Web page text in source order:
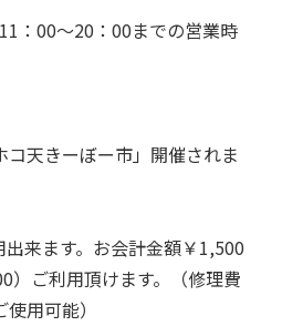
：00～20：00までの営業時
コ天きーぼー市」開催されま
出来ます。お会計金額￥1,500
）ご利用頂けます。（修理費
用可能）